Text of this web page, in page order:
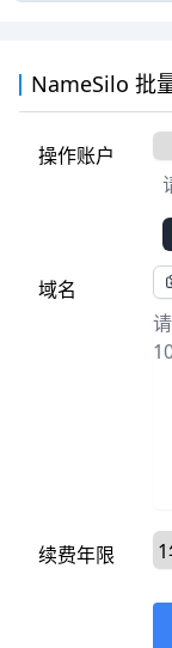
NameSilo 批
操作账户
域名
续费年限